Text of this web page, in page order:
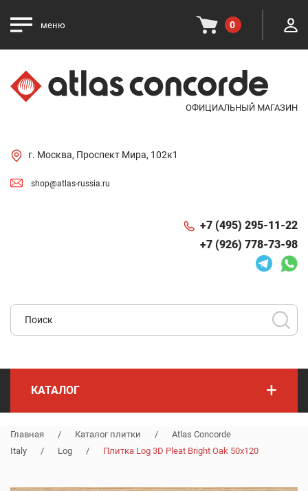
меню 0
ОФИЦИАЛЬНЫЙ МАГАЗИН
г. Москва, Проспект Мира, 102к1
shop@atlas-russia.ru
+7 (495) 295-11-22
+7 (926) 778-73-98
КАТАЛОГ +
Главная / Каталог плитки /
Atlas Concorde
Italy
/ Log / Плитка Log 3D Pleat Bright Oak 50x120